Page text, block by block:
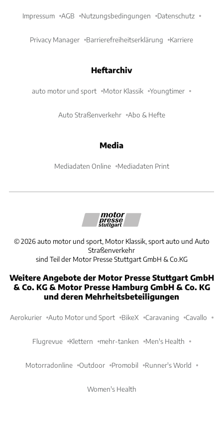
Impressum AGB Nutzungsbedingungen Datenschutz
Privacy Manager Barrierefreiheitserklärung Karriere
Heftarchiv
auto motor und sport Motor Klassik Youngtimer
Auto Straßenverkehr Abo & Hefte
Media
Mediadaten Online Mediadaten Print
©2026 auto motor und sport, Motor Klassik, sport auto und Auto
Straßenverkehr
sind Teil der Motor Presse Stuttgart GmbH & Co.KG
Weitere Angebote der Motor Presse Stuttgart GmbH
& Co. KG & Motor Presse Hamburg GmbH & Co. KG
und deren Mehrheitsbeteiligungen
Aerokurier Auto Motor und Sport BikeX Caravaning Cavallo
Flugrevue Klettern mehr-tanken Men's Health
Motorradonline Outdoor Promobil Runner's World
Women's Health